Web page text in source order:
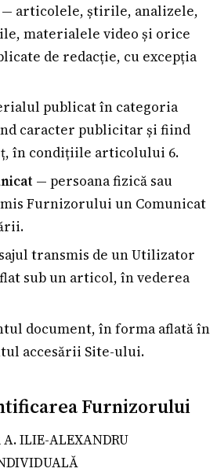
articolele, știrile, analizele,
materialele video și orice
de redacție, cu excepția
publicat în categoria
caracter publicitar și fiind
în condițiile articolului 6.
— persoana fizică sau
Furnizorului un Comunicat
transmis de un Utilizator
sub un articol, în vederea
document, în forma aflată în
accesării Site-ului.
Furnizorului
ILIE-ALEXANDRU